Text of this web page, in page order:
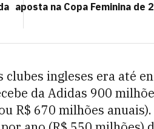
aposta na Copa Feminina de
ingleses era até
da Adidas 900
R$ 670 milhões